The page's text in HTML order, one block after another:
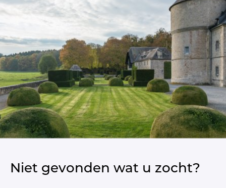
Niet gevonden wat u zocht?